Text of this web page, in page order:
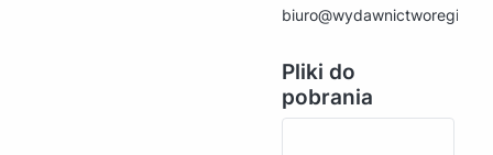
biuro@wydawnictworegion.pl
Pliki do
pobrania